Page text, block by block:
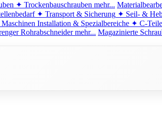
✦ Trockenbauschrauben mehr...
✦ Transport & Sicherung ✦ Seil- &
Installation & Spezialbereiche ✦ C-
Rohrabschneider mehr... Magazinierte